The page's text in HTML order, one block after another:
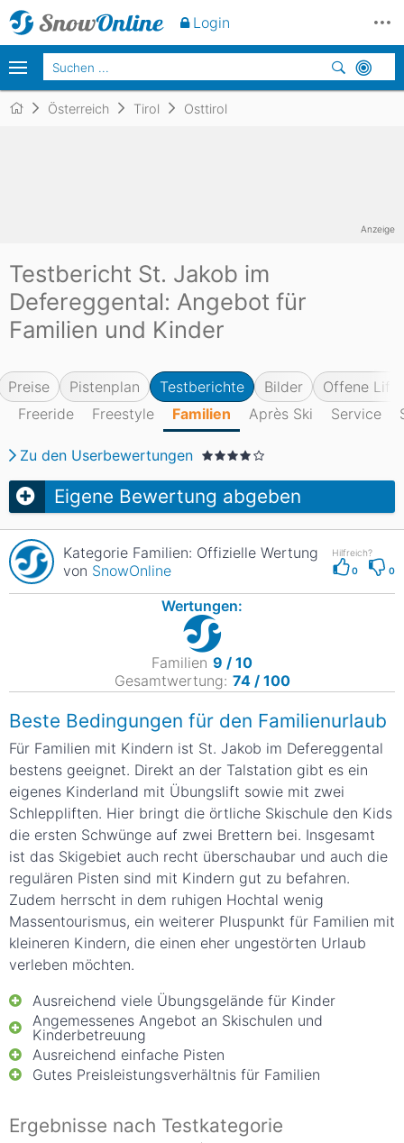
Österreich Tirol Osttirol
Testbericht St. Jakob im
Defereggental: Angebot für
Familien und Kinder
Preise Pistenplan Testberichte Bilder
Offene
Freeride
Freestyle Familien Après Ski Service
Zu den Userbewertungen
Eigene Bewertung abgeben
Kategorie Familien: Offizielle Wertung
von SnowOnline
Hilfreich?
0
0
Ausreichend viele Übungsgelände für Kinder
Angemessenes Angebot an Skischulen und
Kinderbetreuung
Ausreichend einfache Pisten
Gutes Preisleistungsverhältnis für Familien
Wertungen:
Familien 9 / 10
Gesamtwertung: 74 / 100
Beste Bedingungen für den Familienurlaub
Für Familien mit Kindern ist St. Jakob im Defereggental
bestens geeignet. Direkt an der Talstation gibt es ein
eigenes Kinderland mit Übungslift sowie mit zwei
Schleppliften. Hier bringt die örtliche Skischule den Kids
die ersten Schwünge auf zwei Brettern bei. Insgesamt
ist das Skigebiet auch recht überschaubar und auch die
regulären Pisten sind mit Kindern gut zu befahren.
Zudem herrscht in dem ruhigen Hochtal wenig
Massentourismus, ein weiterer Pluspunkt für Familien mit
kleineren Kindern, die einen eher ungestörten Urlaub
verleben möchten.
Ergebnisse nach Testkategorie
Anzeige
Login